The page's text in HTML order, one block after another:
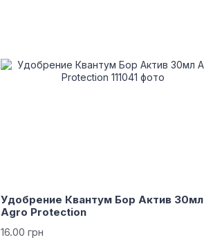
Удобрение Квантум Бор Актив 30мл
Agro Protection
16.00 грн